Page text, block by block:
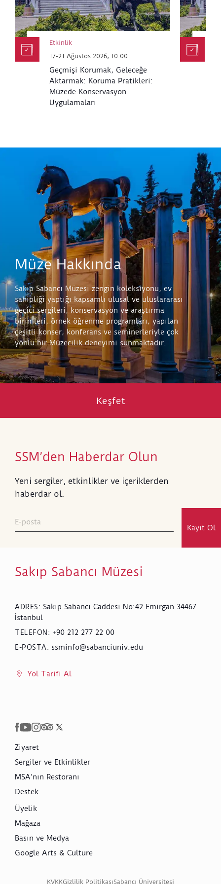
Etkinlik
17-21 Ağustos 2026, 10:00
Geçmişi Korumak, Geleceğe
Aktarmak: Koruma Pratikleri:
Müzede Konservasyon
Uygulamaları
Müze Hakkında
Sakıp Sabancı Müzesi zengin koleksiyonu, ev
sahipliği yaptığı kapsamlı ulusal ve uluslararası
geçici sergileri, konservasyon ve araştırma
birimleri, örnek öğrenme programları, yapılan
çeşitli konser, konferans ve seminerleriyle çok
yönlü bir Müzecilik deneyimi sunmaktadır.
Keşfet
SSM’den Haberdar Olun
Yeni sergiler, etkinlikler ve içeriklerden
haberdar ol.
Kayıt Ol
Sakıp Sabancı Müzesi
ADRES: Sakıp Sabancı Caddesi No:42 Emirgan 34467
İstanbul
TELEFON : +90 212 277 22 00
E-POSTA: ssminfo@sabanciuniv.edu
Yol Tarifi Al
Ziyaret
Sergiler ve Etkinlikler
MSA’nın Restoranı
Destek
Üyelik
Mağaza
Basın ve Medya
Google Arts & Culture
KVKKGizlilik PolitikasıSabancı Üniversitesi